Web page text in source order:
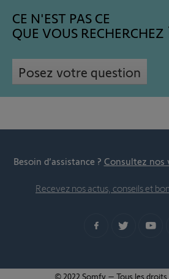
CE N'EST PAS CE
QUE VOUS RECHERCHEZ
Posez votre question
Besoin d’assistance ? Consultez nos
Recevez nos actus, conseils et
© 2022 Somfy – Tous les droits